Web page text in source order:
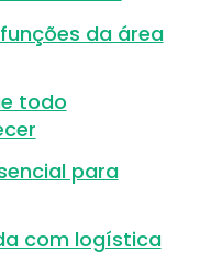
da área
todo
para
com logística